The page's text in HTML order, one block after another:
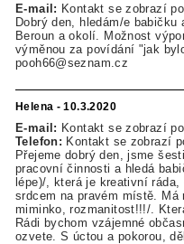
E-mail: Kontakt se zobrazí po
Dobrý den, hledám/e
Beroun a okolí. Možnost
výměnou za povídání "jak
pooh66@seznam.cz
Helena - 10.3.2020
E-mail: Kontakt se zobrazí po
Telefon: Kontakt se zobrazí
Přejeme dobrý den, jsme
pracovní činnosti a hledá
lépe)/, která je kreativní
srdcem na pravém místě.
miminko, rozmanitost!!!/.
Rádi bychom vzájemné
ozvete. S úctou a pokorou,